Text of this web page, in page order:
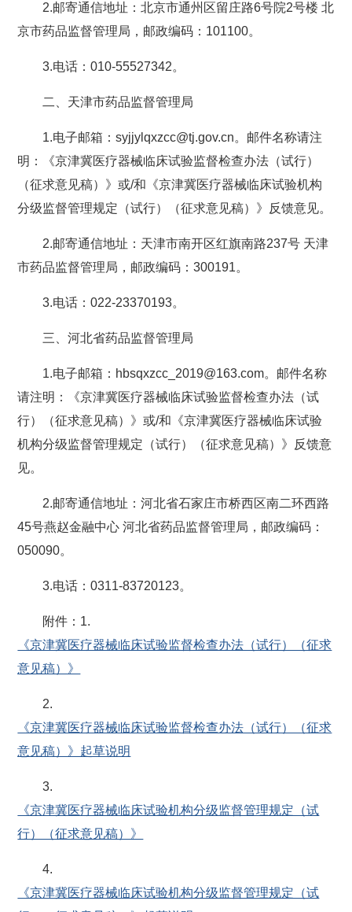
2.邮寄通信地址：北京市通州区留庄路6号院2号楼 北
京市药品监督管理局，邮政编码：101100。
3.电话：010-55527342。
二、天津市药品监督管理局
1.电子邮箱：syjjylqxzcc@tj.gov.cn。邮件名称请注
明：《京津冀医疗器械临床试验监督检查办法（试行）
（征求意见稿）》或/和《京津冀医疗器械临床试验机构
分级监督管理规定（试行）（征求意见稿）》反馈意见。
2.邮寄通信地址：天津市南开区红旗南路237号 天津
市药品监督管理局，邮政编码：300191。
3.电话：022-23370193。
三、河北省药品监督管理局
1.电子邮箱：hbsqxzcc_2019@163.com。邮件名称
请注明：《京津冀医疗器械临床试验监督检查办法（试
行）（征求意见稿）》或/和《京津冀医疗器械临床试验
机构分级监督管理规定（试行）（征求意见稿）》反馈意
见。
2.邮寄通信地址：河北省石家庄市桥西区南二环西路
45号燕赵金融中心 河北省药品监督管理局，邮政编码：
050090。
3.电话：0311-83720123。
附件：1.
《京津冀医疗器械临床试验监督检查办法（试行）（征求
意见稿）》
2.
《京津冀医疗器械临床试验监督检查办法（试行）（征求
意见稿）》起草说明
3.
《京津冀医疗器械临床试验机构分级监督管理规定（试
行）（征求意见稿）》
4.
《京津冀医疗器械临床试验机构分级监督管理规定（试